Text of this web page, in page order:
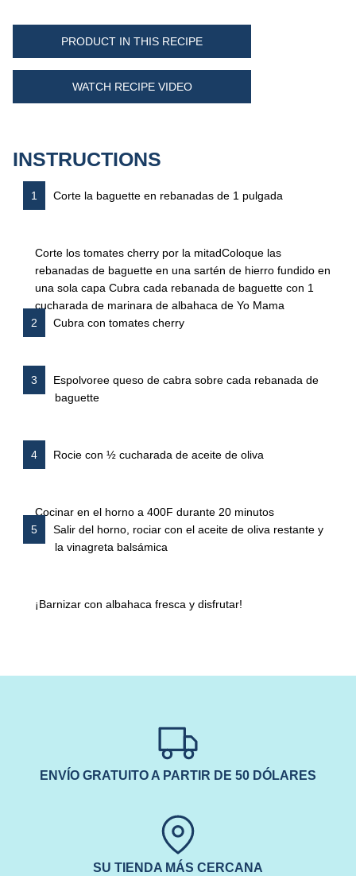
PRODUCT IN THIS RECIPE
WATCH RECIPE VIDEO
INSTRUCTIONS
Corte la baguette en rebanadas de 1 pulgada
Corte los tomates cherry por la mitadColoque las
rebanadas de baguette en una sartén de hierro fundido en
una sola capaCubra cada rebanada de baguette con 1
cucharada de marinara de albahaca de Yo Mama
Cubra con tomates cherry
Espolvoree queso de cabra sobre cada rebanada de
baguette
Rocie con ½ cucharada de aceite de oliva
Cocinar en el horno a 400F durante 20 minutos
Salir del horno, rociar con el aceite de oliva restante y
la vinagreta balsámica
¡Barnizar con albahaca fresca y disfrutar!
ENVÍO GRATUITO A PARTIR DE 50 DÓLARES
SU TIENDA MÁS CERCANA